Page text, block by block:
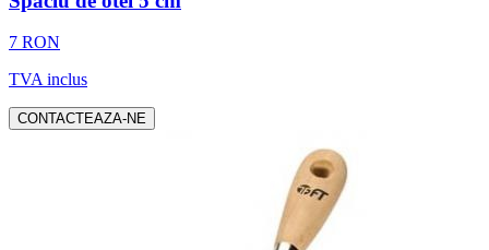
7 RON
TVA inclus
CONTACTEAZA-NE